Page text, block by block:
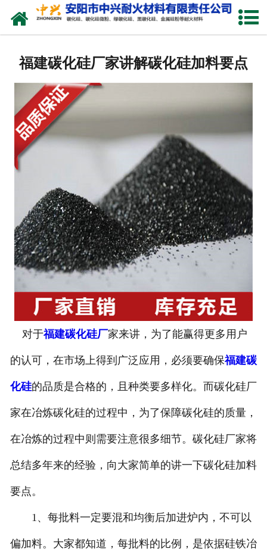
网站首页
新闻中心
厂容厂貌
联系我们
福建碳化硅厂家讲解碳化硅加料要点
对于福建碳化硅厂家来讲，为了能赢得更多用户
的认可，在市场上得到广泛应用，必须要确保福建碳
化硅的品质是合格的，且种类要多样化。而碳化硅厂
家在冶炼碳化硅的过程中，为了保障碳化硅的质量，
在冶炼的过程中则需要注意很多细节。碳化硅厂家将
总结多年来的经验，向大家简单的讲一下碳化硅加料
要点。
1、每批料一定要混和均衡后加进炉内，不可以
偏加料。大家都知道，每批料的比例，是依据硅铁冶